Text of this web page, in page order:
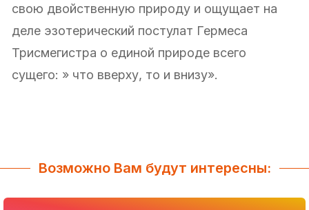
свою двойственную природу и ощущает на
деле эзотерический постулат Гермеса
Трисмегистра о единой природе всего
сущего: » что вверху, то и внизу».
Возможно Вам будут интересны: